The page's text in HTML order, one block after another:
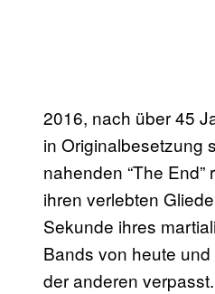
2016, nach über 45
in Originalbesetzung
nahenden “The
ihren verlebten
Sekunde ihres
Bands von heute
der anderen